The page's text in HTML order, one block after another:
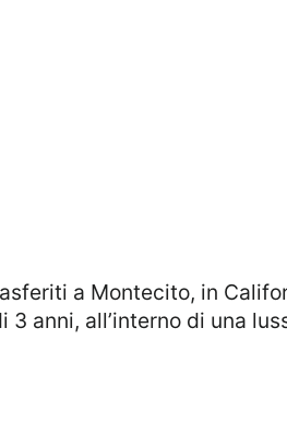
anni, all’interno di una